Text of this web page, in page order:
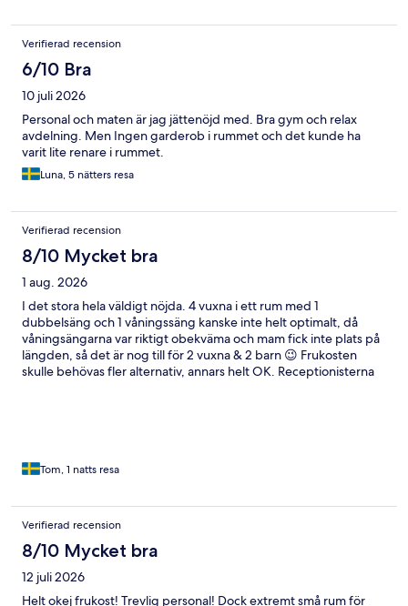
Verifierad recension
6/10 Bra
10 juli 2026
Personal och maten är jag jättenöjd med. Bra gym och relax
avdelning. Men Ingen garderob i rummet och det kunde ha
varit lite renare i rummet.
Luna, 5 nätters resa
Verifierad recension
8/10 Mycket bra
1 aug. 2026
I det stora hela väldigt nöjda. 4 vuxna i ett rum med 1
dubbelsäng och 1 våningssäng kanske inte helt optimalt, då
våningsängarna var riktigt obekväma och mam fick inte plats på
längden, så det är nog till för 2 vuxna & 2 barn 😉 Frukosten
skulle behövas fler alternativ, annars helt OK. Receptionisterna
Tom, 1 natts resa
Verifierad recension
8/10 Mycket bra
12 juli 2026
Helt okej frukost! Trevlig personal! Dock extremt små rum för